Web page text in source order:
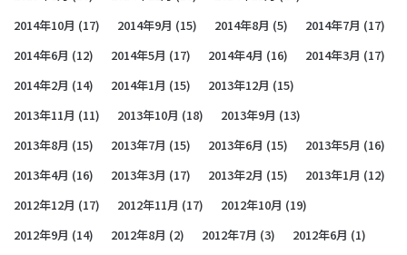
2014年10月 (17) 2014年9月 (15) 2014年8月 (5) 2014年7月 (17)
2014年6月 (12) 2014年5月 (17) 2014年4月 (16) 2014年3月 (17)
2014年2月 (14) 2014年1月 (15) 2013年12月 (15)
2013年11月 (11) 2013年10月 (18) 2013年9月 (13)
2013年8月 (15) 2013年7月 (15) 2013年6月 (15) 2013年5月 (16)
2013年4月 (16) 2013年3月 (17) 2013年2月 (15) 2013年1月 (12)
2012年12月 (17) 2012年11月 (17) 2012年10月 (19)
2012年9月 (14) 2012年8月 (2) 2012年7月 (3) 2012年6月 (1)